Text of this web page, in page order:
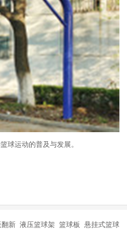
球运动的普及与发展。
新 液压篮球架 篮球板 悬挂式篮球